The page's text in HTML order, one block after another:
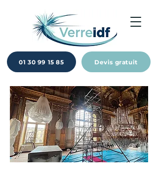
01 30 99 15 85 Devis gratuit